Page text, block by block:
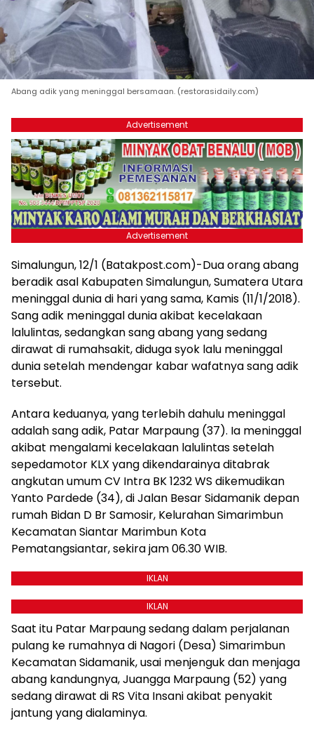
Abang adik yang meninggal bersamaan. (restorasidaily.com)
Advertisement
Advertisement
Simalungun, 12/1 (Batakpost.com)-Dua orang abang
beradik asal Kabupaten Simalungun, Sumatera Utara
meninggal dunia di hari yang sama, Kamis (11/1/2018).
Sang adik meninggal dunia akibat kecelakaan
lalulintas, sedangkan sang abang yang sedang
dirawat di rumahsakit, diduga syok lalu meninggal
dunia setelah mendengar kabar wafatnya sang adik
tersebut.
Antara keduanya, yang terlebih dahulu meninggal
adalah sang adik, Patar Marpaung (37). Ia meninggal
akibat mengalami kecelakaan lalulintas setelah
sepedamotor KLX yang dikendarainya ditabrak
angkutan umum CV Intra BK 1232 WS dikemudikan
Yanto Pardede (34), di Jalan Besar Sidamanik depan
rumah Bidan D Br Samosir, Kelurahan Simarimbun
Kecamatan Siantar Marimbun Kota
Pematangsiantar, sekira jam 06.30 WIB.
IKLAN
IKLAN
Saat itu Patar Marpaung sedang dalam perjalanan
pulang ke rumahnya di Nagori (Desa) Simarimbun
Kecamatan Sidamanik, usai menjenguk dan menjaga
abang kandungnya, Juangga Marpaung (52) yang
sedang dirawat di RS Vita Insani akibat penyakit
jantung yang dialaminya.